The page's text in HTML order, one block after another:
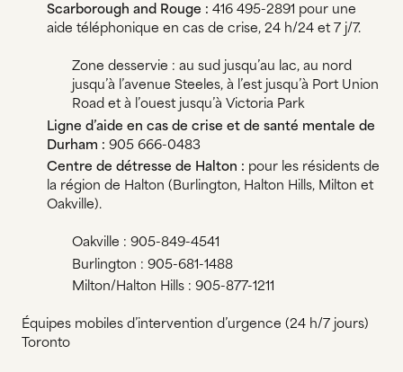
Scarborough and Rouge : 416 495-2891 pour une
aide téléphonique en cas de crise, 24 h/24 et 7 j/7.
Zone desservie : au sud jusqu’au lac, au nord
jusqu’à l’avenue Steeles, à l’est jusqu’à Port Union
Road et à l’ouest jusqu’à Victoria Park
Ligne d’aide en cas de crise et de santé mentale de
Durham : 905 666-0483
Centre de détresse de Halton : pour les résidents de
la région de Halton (Burlington, Halton Hills, Milton et
Oakville).
Oakville : 905-849-4541
Burlington : 905-681-1488
Milton/Halton Hills : 905-877-1211
Équipes mobiles d’intervention d’urgence (24 h/7 jours)
Toronto